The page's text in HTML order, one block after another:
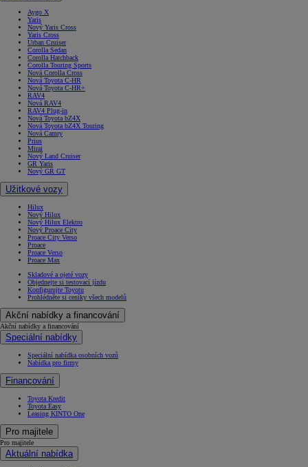
Aygo X
Yaris
Nový Yaris Cross
Yaris Cross
Urban Cruiser
Corolla Sedan
Corolla Hatchback
Corolla Touring Sports
Nová Corolla Cross
Nová Toyota C-HR
Nová Toyota C-HR+
RAV4
Nová RAV4
RAV4 Plug-in
Nová Toyota bZ4X
Nová Toyota bZ4X Touring
Nová Camry
Prius
Mirai
Nový Land Cruiser
GR Yaris
Nový GR GT
Užitkové vozy
Hilux
Nový Hilux
Nový Hilux Elektro
Nový Proace City
Proace City Verso
Proace
Proace Verso
Proace Max
Skladové a ojeté vozy
Objednejte si testovací jízdu
Konfigurujte Toyotu
Prohlédněte si ceníky všech modelů
Akční nabídky a financování
Akční nabídky a financování
Speciální nabídky
Speciální nabídka osobních vozů
Nabídka pro firmy
Financování
Toyota Kredit
Toyota Easy
Leasing KINTO One
Pro majitele
Pro majitele
Aktuální nabídka